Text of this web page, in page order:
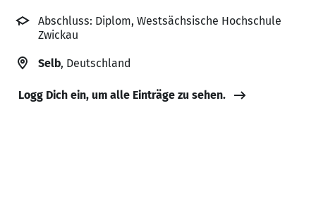
Abschluss: Diplom, Westsächsische Hochschule
Zwickau
Selb, Deutschland
Logg Dich ein, um alle Einträge zu sehen.